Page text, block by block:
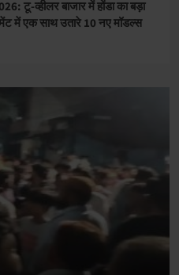
टू-व्हीलर बाजार में होंडा का बड़ा
में एक साथ उतारे 10 नए मॉडल्स